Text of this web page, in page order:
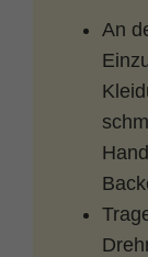
An
Name
Laufzeit
Statistik